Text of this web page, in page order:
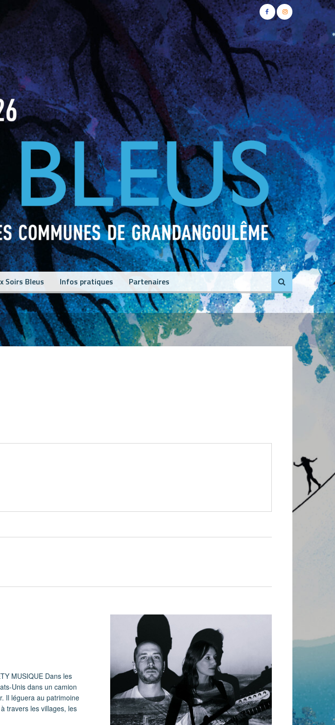
Soirs Bleus Infos pratiques Partenaires
MUSIQUE Dans les
Unis dans un camion
Il léguera au patrimoine
travers les villages, les